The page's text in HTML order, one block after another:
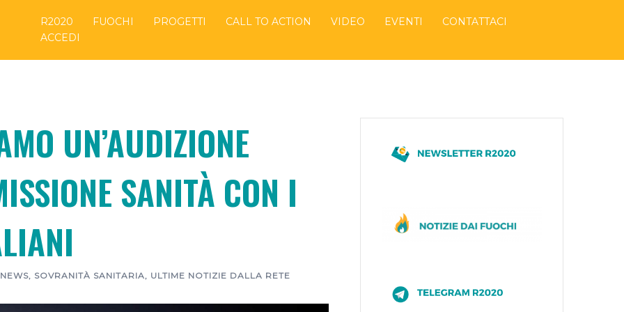
R2020 FUOCHI PROGETTI CALL TO ACTION VIDEO EVENTI
CONTATTACI
ACCEDI
UN’AUDIZIONE
SANITÀ CON I
NEWS, SOVRANITÀ SANITARIA, ULTIME NOTIZIE DALLA RETE